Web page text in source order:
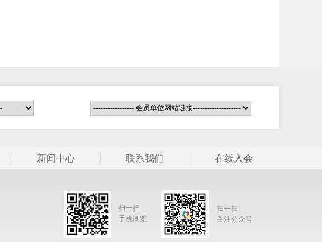
扫一扫
手机浏览
扫一扫
关注公众号
新闻中心 联系我们 在线入会